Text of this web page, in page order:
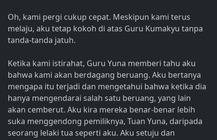
Oh, kami pergi cukup cepat. Meskipun kami terus
melaju, aku tetap kokoh di atas Guru Kumakyu tanpa
tanda-tanda jatuh.
Ketika kami istirahat, Guru Yuna memberi tahu aku
bahwa kami akan berdagang beruang. Aku bertanya
mengapa itu terjadi dan mengetahui bahwa ketika dia
hanya mengendarai salah satu beruang, yang lain
akan cemberut. Aku kira mereka benar-benar lebih
suka menggendong pemiliknya, Tuan Yuna, daripada
seorang lelaki tua seperti aku. Aku setuju dan